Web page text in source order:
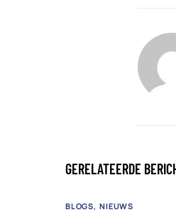
GERELATEERDE
BLOGS NIEUWS